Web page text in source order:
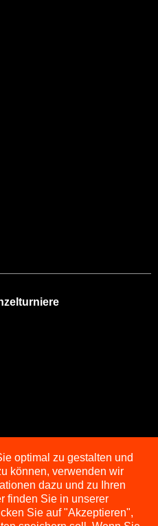
optimal zu gestalten und
können, verwenden wir
dazu und zu Ihren
finden Sie in unserer
Sie auf "Akzeptieren",